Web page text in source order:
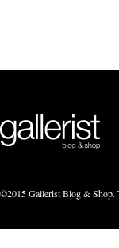
©2015 Gallerist Blog & Shop.